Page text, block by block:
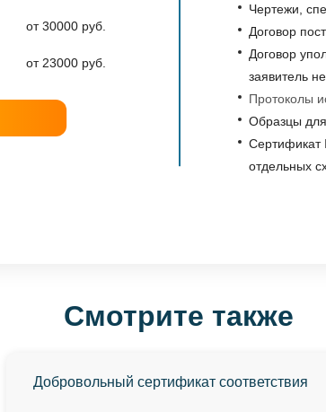
от 30000 руб.
от 23000 руб.
Чертежи,
Договор
Договор
заявитель
Протоколы
Образцы
Сертификат
отдельных
Смотрите также
Добровольный сертификат соответствия